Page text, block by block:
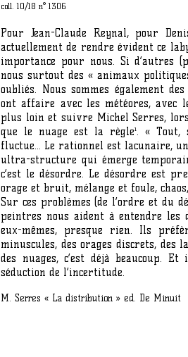
coll. 10/18 n° 1306
Pour Jean-Claude Reynal, pour
actuellement de rendre évident ce
importance pour nous. Si
nous surtout des « animaux
oubliés. Nous sommes également
ont affaire avec les météores,
plus loin et suivre Michel Serres,
que le nuage est la règle¹. « Tout,
fluctue… Le rationnel est lacunaire,
ultra-structure qui émerge
c’est le désordre. Le désordre est
orage et bruit, mélange et foule,
Sur ces problèmes (de l’ordre et du
peintres nous aident à entendre les
eux-mêmes, presque rien. Ils
minuscules, des orages discrets, des
des nuages, c’est déjà beaucoup.
séduction de l’incertitude.
M. Serres « La distribution » ed. De Minuit